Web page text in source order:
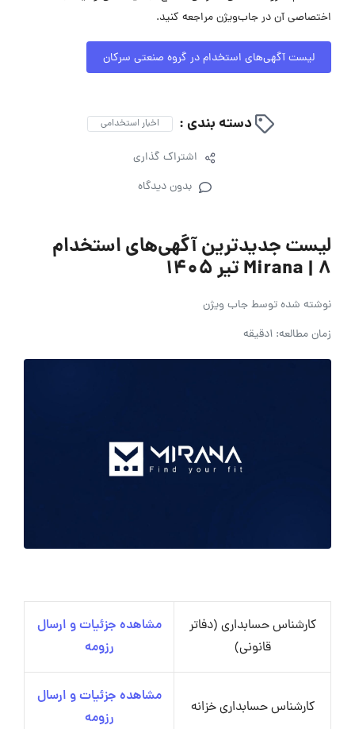
اختصاصی آن در جاب‌ویژن مراجعه کنید.
لیست آگهی‌های استخدام در گروه صنعتی سرکان
دسته بندی : اخبار استخدامی
اشتراک گذاری
بدون دیدگاه
لیست جدیدترین آگهی‌های استخدام
Mirana | ۸ تیر ۱۴۰۵
نوشته شده توسطجاب ویژن
زمان مطالعه: 1دقیقه
کارشناس حسابداری (دفاتر
قانونی)
مشاهده جزئیات و ارسال
رزومه
کارشناس حسابداری خزانه
مشاهده جزئیات و ارسال
رزومه